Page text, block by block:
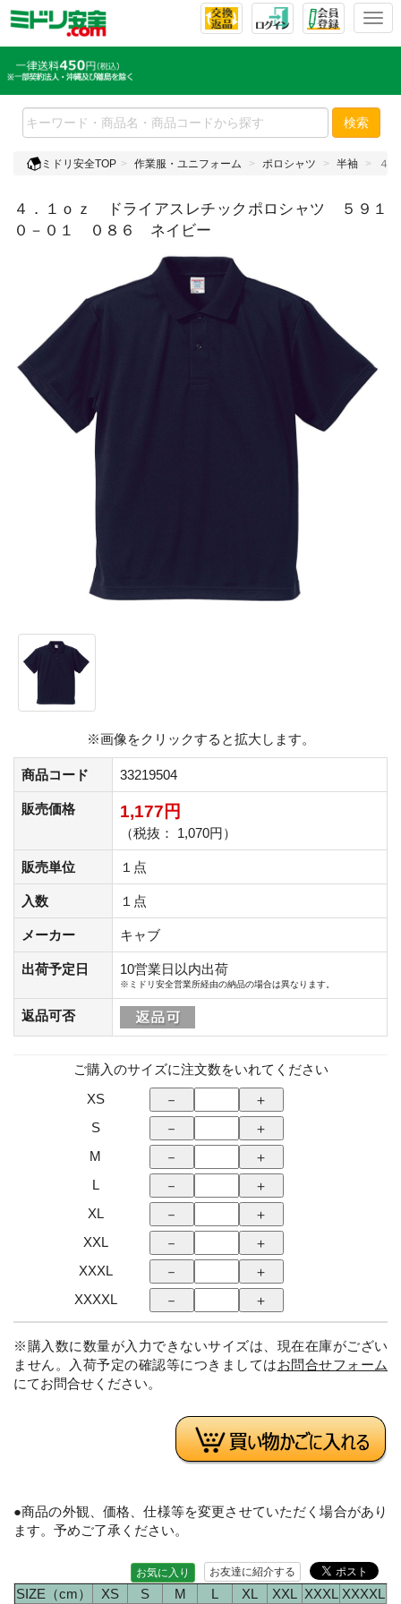
T
l
e
n
g
検索
ミドリ安全TOP 作業服・ユニフォーム ポロシャツ 半袖 ４
４．１ｏｚ ドライアスレチックポロシャツ ５９１
０－０１ ０８６ ネイビー
※画像をクリックすると拡大します。
商品コード 33219504
販売価格 1,177円
（税抜： 1,070円）
販売単位 １点
入数 １点
メーカー キャブ
出荷予定日 10営業日以内出荷
※ミドリ安全営業所経由の納品の場合は異なります。
返品可否
ご購入のサイズに注文数をいれてください
XS
S
M
L
XL
XXL
XXXL
XXXXL
※購入数に数量が入力できないサイズは、現在在庫がござい
ません。入荷予定の確認等につきましてはお問合せフォーム
にてお問合せください。
●商品の外観、価格、仕様等を変更させていただく場合があり
ます。予めご了承ください。
お友達に紹介する
お気に入り
SIZE（cm） XS S M L XL XXL XXXL XXXXL